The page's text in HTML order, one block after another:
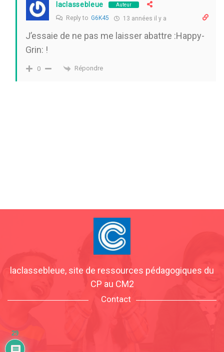
laclassebleue Auteur
Reply to G6K45 13 années il y a
J’essaie de ne pas me laisser abattre :Happy-
Grin: !
0 Répondre
laclassebleue, site de ressources pédagogiques du
CP au CM2
Contact
29